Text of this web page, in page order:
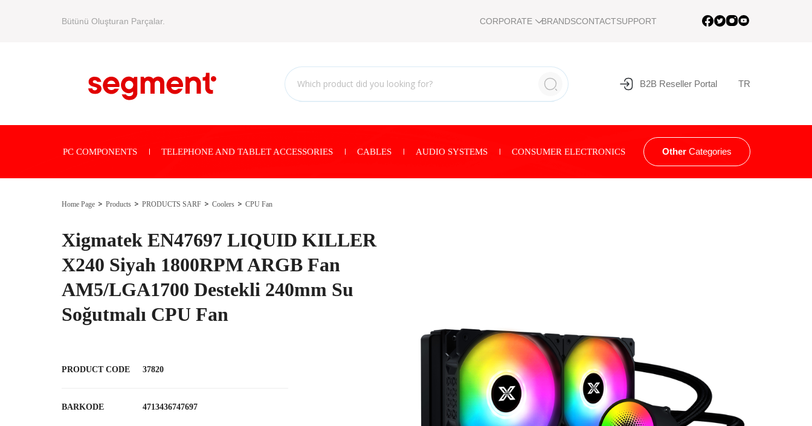
Bütünü Oluşturan Parçalar. CORPORATE BRANDSCONTACTSUPPORT
B2B Reseller Portal TR
PC COMPONENTS TELEPHONE AND TABLET ACCESSORIES CABLES AUDIO SYSTEMS CONSUMER ELECTRONICS Other Categories
Home Page Products PRODUCTS SARF Coolers CPU Fan
Xigmatek EN47697 LIQUID KILLER
X240 Siyah 1800RPM ARGB Fan
AM5/LGA1700 Destekli 240mm Su
Soğutmalı CPU Fan
PRODUCT CODE 37820
BARKODE 4713436747697